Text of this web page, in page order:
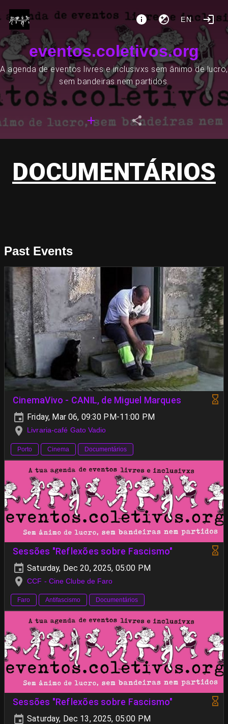
EN
eventos.coletivos.org
A agenda de eventos livres e inclusivxs sem ânimo de lucro,
sem bandeiras nem partidos.
DOCUMENTÁRIOS
Past Events
CinemaVivo - CANIL, de Miguel Marques
Friday, Mar 06, 09:30 PM-11:00 PM
Livraria-café Gato Vadio
Porto Cinema Documentários
Sessões "Reflexões sobre Fascismo"
Saturday, Dec 20, 2025, 05:00 PM
CCF - Cine Clube de Faro
Faro Antifascismo Documentários
Sessões "Reflexões sobre Fascismo"
Saturday, Dec 13, 2025, 05:00 PM